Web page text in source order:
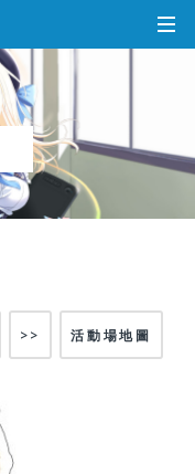
活動場地圖
>>